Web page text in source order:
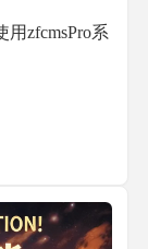
zfcmsPro系